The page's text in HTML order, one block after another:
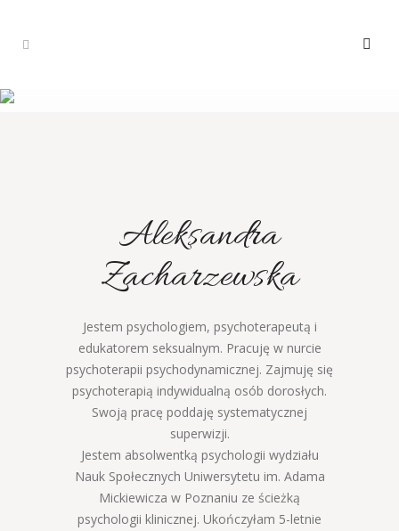
Aleksandra
Zacharzewska
Jestem psychologiem, psychoterapeutą i
edukatorem seksualnym. Pracuję w nurcie
psychoterapii psychodynamicznej. Zajmuję się
psychoterapią indywidualną osób dorosłych.
Swoją pracę poddaję systematycznej
superwizji.
Jestem absolwentką psychologii wydziału
Nauk Społecznych Uniwersytetu im. Adama
Mickiewicza w Poznaniu ze ścieżką
psychologii klinicznej. Ukończyłam 5-letnie